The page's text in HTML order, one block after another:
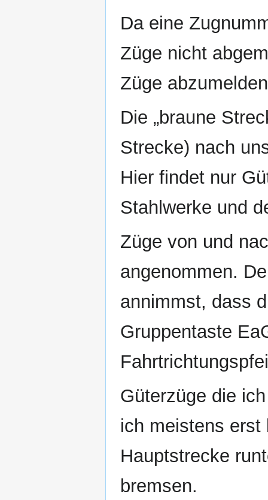
Da eine
Züge nicht
Züge
Die „braune
Strecke) nach
Hier findet nur
Stahlwerke und
Züge von und
angenommen.
annimmst, dass
Gruppentaste
Güterzüge die
ich meistens erst
Hauptstrecke
bremsen.